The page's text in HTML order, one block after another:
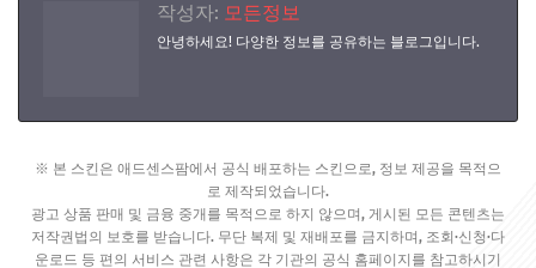
작성자: 모든정보
안녕하세요! 다양한 정보를 공유하는 블로그입니다.
※ 본 스킨은 애드센스팜에서 공식 배포하는 스킨으로, 정보 제공을 목적으
로 제작되었습니다.
광고 상품 판매 및 금융 중개를 목적으로 하지 않으며, 게시된 모든 콘텐츠는
저작권법의 보호를 받습니다. 무단 복제 및 재배포를 금지하며, 조회·신청·다
운로드 등 편의 서비스 관련 사항은 각 기관의 공식 홈페이지를 참고하시기